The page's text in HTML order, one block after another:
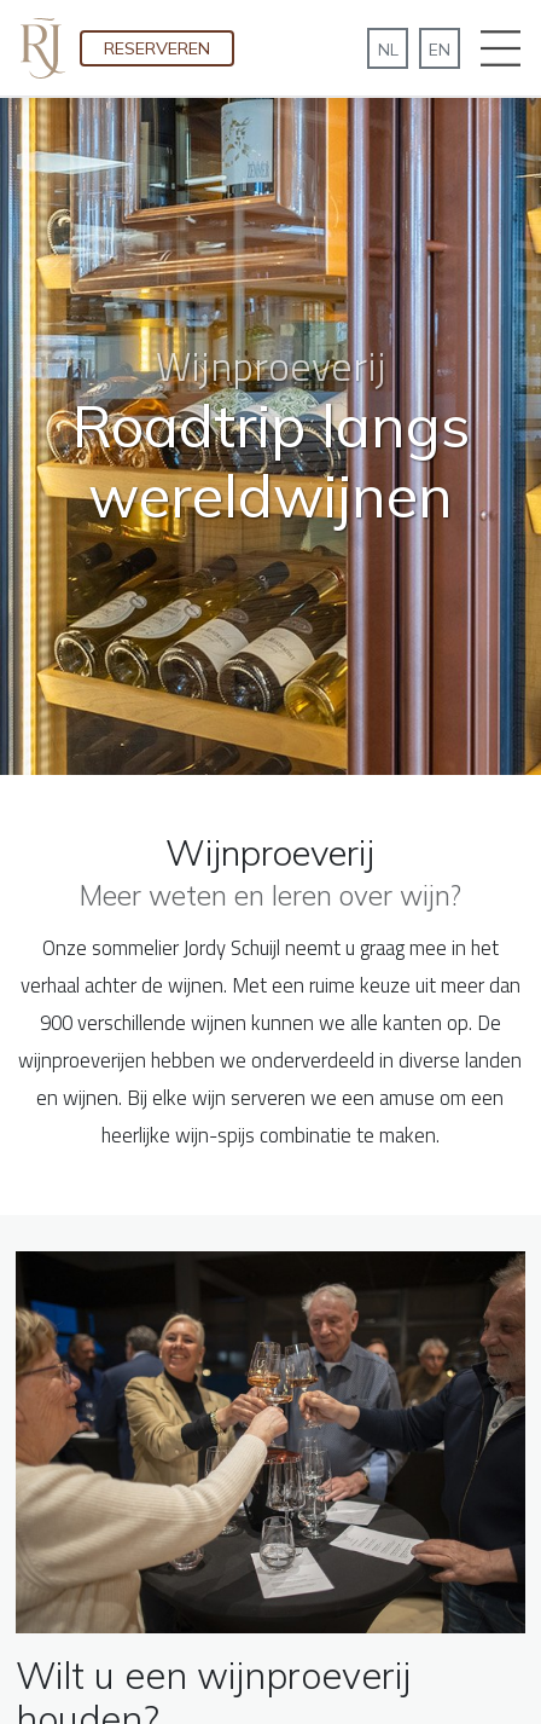
RESERVEREN
Wijnproeverij
Roadtrip langs
wereldwijnen
Wijnproeverij
Meer weten en leren over wijn?
Onze sommelier Jordy Schuijl neemt u graag mee in het
verhaal achter de wijnen. Met een ruime keuze uit meer dan
900 verschillende wijnen kunnen we alle kanten op. De
wijnproeverijen hebben we onderverdeeld in diverse landen
en wijnen. Bij elke wijn serveren we een amuse om een
heerlijke wijn-spijs combinatie te maken.
Wilt u een wijnproeverij